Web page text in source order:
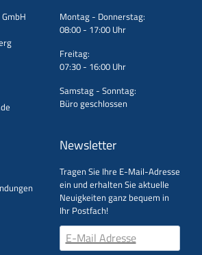
Montag - Donnerstag:
08:00 - 17:00 Uhr
Freitag:
07:30 - 16:00 Uhr
Samstag - Sonntag:
Büro geschlossen
Newsletter
Tragen Sie Ihre E-Mail-Adresse
ein und erhalten Sie aktuelle
Neuigkeiten ganz bequem in
Ihr Postfach!